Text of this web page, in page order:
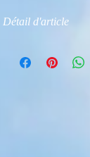
Détail d'article